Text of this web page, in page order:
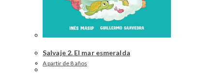
Salvaje 2. El mar esmeralda
A partir de 8 años